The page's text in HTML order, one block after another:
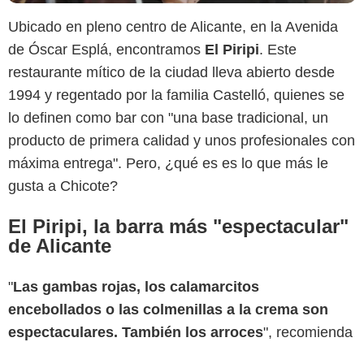
Ubicado en pleno centro de Alicante, en la Avenida
de Óscar Esplá, encontramos El Piripi. Este
restaurante mítico de la ciudad lleva abierto desde
1994 y regentado por la familia Castelló, quienes se
lo definen como bar con "una base tradicional, un
producto de primera calidad y unos profesionales con
máxima entrega". Pero, ¿qué es es lo que más le
gusta a Chicote?
El Piripi, la barra más "espectacular"
de Alicante
"Las gambas rojas, los calamarcitos
encebollados o las colmenillas a la crema son
espectaculares. También los arroces", recomienda